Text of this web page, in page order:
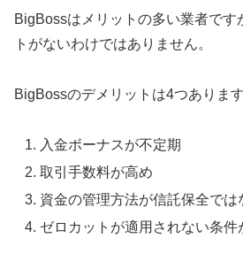
BigBossはメリットの多い業者です
トがないわけではありません。
BigBossのデメリットは4つあります
入金ボーナスが不定期
取引手数料が高め
資金の管理方法が信託保全では
ゼロカットが適用されない条件